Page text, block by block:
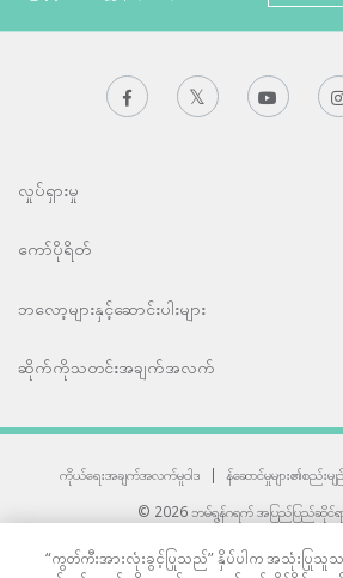
လှုပ်ရှားမှု
ကော်ပိုရိတ်
ဘလော့များနှင့်ဆောင်းပါးများ
ဆိုက်ကိုသတင်းအချက်အလက်
ကိုယ်ရေးအချက်အလက်မူဝါဒ | န်ဆောင်မှုများ၏စည်းမျဉ်
© 2026 ဘမ်ရွန်ဂရက် အပြည်ပြည်ဆိုင်ရ
“ကွတ်ကီးအားလုံးခွင့်ပြုသည်” နှိပ်ပါက အသုံးပ